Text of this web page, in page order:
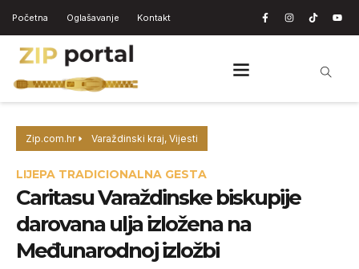
Početna Oglašavanje Kontakt
Zip.com.hr Varaždinski kraj, Vijesti
LIJEPA TRADICIONALNA GESTA
Caritasu Varaždinske biskupije
darovana ulja izložena na
Međunarodnoj izložbi